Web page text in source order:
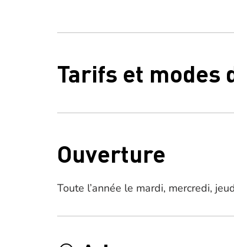
Tarifs et modes
Ouverture
Toute l’année le mardi, mercredi,